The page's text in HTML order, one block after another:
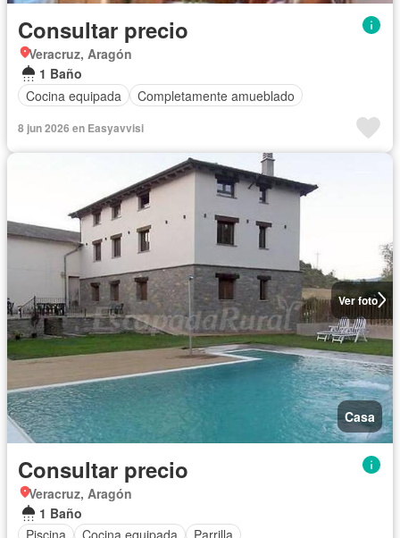
Consultar precio
Veracruz, Aragón
1 Baño
Cocina equipada
Completamente amueblado
8 jun 2026 en Easyavvisi
Ver foto
Casa
Consultar precio
Veracruz, Aragón
1 Baño